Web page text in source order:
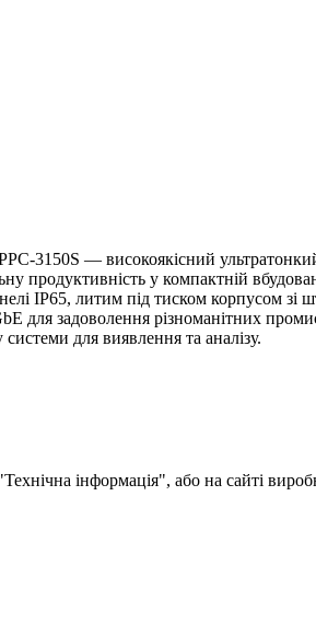
3150S — високоякісний
у компактній
IP65, литим під тиском корпусом зі
для задоволення різноманітних
для виявлення та аналізу.
інформація", або на сайті